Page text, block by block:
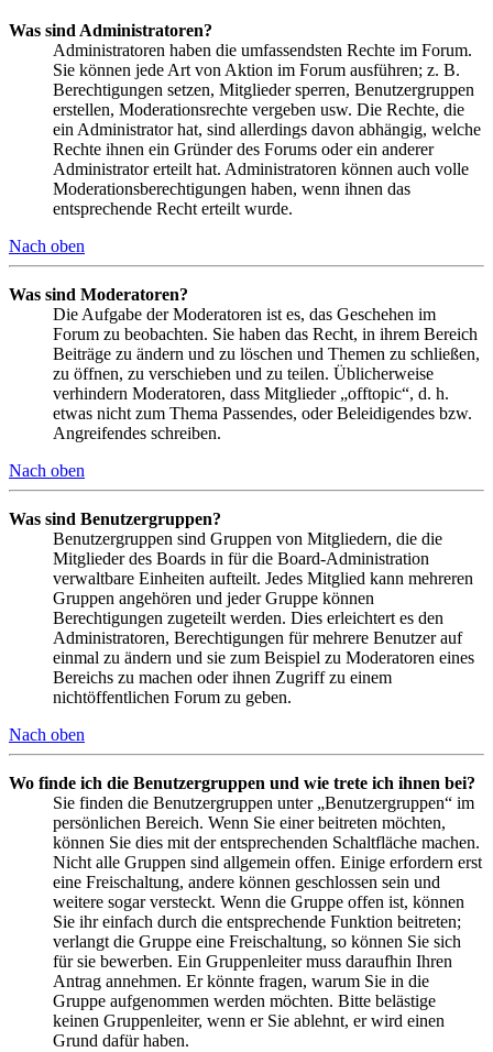
Was sind Administratoren?
Administratoren haben die umfassendsten Rechte im Forum.
Sie können jede Art von Aktion im Forum ausführen; z. B.
Berechtigungen setzen, Mitglieder sperren, Benutzergruppen
erstellen, Moderationsrechte vergeben usw. Die Rechte, die
ein Administrator hat, sind allerdings davon abhängig, welche
Rechte ihnen ein Gründer des Forums oder ein anderer
Administrator erteilt hat. Administratoren können auch volle
Moderationsberechtigungen haben, wenn ihnen das
entsprechende Recht erteilt wurde.
Nach oben
Was sind Moderatoren?
Die Aufgabe der Moderatoren ist es, das Geschehen im
Forum zu beobachten. Sie haben das Recht, in ihrem Bereich
Beiträge zu ändern und zu löschen und Themen zu schließen,
zu öffnen, zu verschieben und zu teilen. Üblicherweise
verhindern Moderatoren, dass Mitglieder „offtopic“, d. h.
etwas nicht zum Thema Passendes, oder Beleidigendes bzw.
Angreifendes schreiben.
Nach oben
Was sind Benutzergruppen?
Benutzergruppen sind Gruppen von Mitgliedern, die die
Mitglieder des Boards in für die Board-Administration
verwaltbare Einheiten aufteilt. Jedes Mitglied kann mehreren
Gruppen angehören und jeder Gruppe können
Berechtigungen zugeteilt werden. Dies erleichtert es den
Administratoren, Berechtigungen für mehrere Benutzer auf
einmal zu ändern und sie zum Beispiel zu Moderatoren eines
Bereichs zu machen oder ihnen Zugriff zu einem
nichtöffentlichen Forum zu geben.
Nach oben
Wo finde ich die Benutzergruppen und wie trete ich ihnen bei?
Sie finden die Benutzergruppen unter „Benutzergruppen“ im
persönlichen Bereich. Wenn Sie einer beitreten möchten,
können Sie dies mit der entsprechenden Schaltfläche machen.
Nicht alle Gruppen sind allgemein offen. Einige erfordern erst
eine Freischaltung, andere können geschlossen sein und
weitere sogar versteckt. Wenn die Gruppe offen ist, können
Sie ihr einfach durch die entsprechende Funktion beitreten;
verlangt die Gruppe eine Freischaltung, so können Sie sich
für sie bewerben. Ein Gruppenleiter muss daraufhin Ihren
Antrag annehmen. Er könnte fragen, warum Sie in die
Gruppe aufgenommen werden möchten. Bitte belästige
keinen Gruppenleiter, wenn er Sie ablehnt, er wird einen
Grund dafür haben.